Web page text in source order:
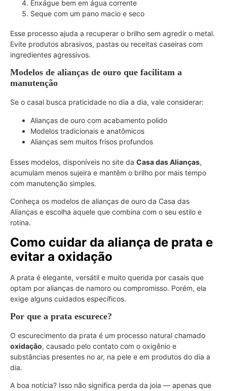
Enxágue bem em água corrente
Seque com um pano macio e seco
Esse processo ajuda a recuperar o brilho sem agredir o metal.
Evite produtos abrasivos, pastas ou receitas caseiras com
ingredientes agressivos.
Modelos de alianças de ouro que facilitam a
manutenção
Se o casal busca praticidade no dia a dia, vale considerar:
Alianças de ouro com acabamento polido
Modelos tradicionais e anatômicos
Alianças sem muitos frisos profundos
Esses modelos, disponíveis no site da Casa das Alianças,
acumulam menos sujeira e mantêm o brilho por mais tempo
com manutenção simples.
Conheça os modelos de alianças de ouro da Casa das
Alianças e escolha aquele que combina com o seu estilo e
rotina.
Como cuidar da aliança de prata e
evitar a oxidação
A prata é elegante, versátil e muito querida por casais que
optam por alianças de namoro ou compromisso. Porém, ela
exige alguns cuidados específicos.
Por que a prata escurece?
O escurecimento da prata é um processo natural chamado
oxidação, causado pelo contato com o oxigênio e
substâncias presentes no ar, na pele e em produtos do dia a
dia.
A boa notícia? Isso não significa perda da joia — apenas que